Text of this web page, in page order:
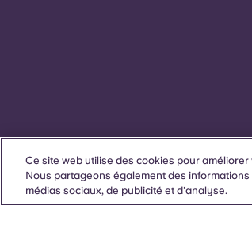
Contactez-nous
Ce site web utilise des cookies pour
Nous partageons également des
médias sociaux, de publicité et d'analyse.